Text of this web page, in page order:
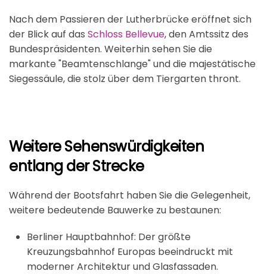
Nach dem Passieren der Lutherbrücke eröffnet sich
der Blick auf das Schloss Bellevue, den Amtssitz des
Bundespräsidenten. Weiterhin sehen Sie die
markante "Beamtenschlange" und die majestätische
Siegessäule, die stolz über dem Tiergarten thront.
Weitere Sehenswürdigkeiten
entlang der Strecke
Während der Bootsfahrt haben Sie die Gelegenheit,
weitere bedeutende Bauwerke zu bestaunen:
Berliner Hauptbahnhof: Der größte
Kreuzungsbahnhof Europas beeindruckt mit
moderner Architektur und Glasfassaden.